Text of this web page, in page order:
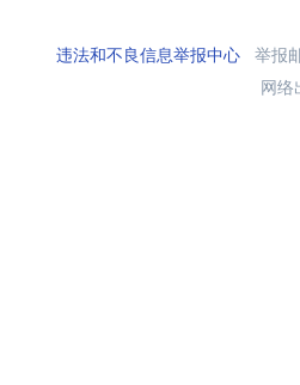
违法和不良信息举报中心举报
网